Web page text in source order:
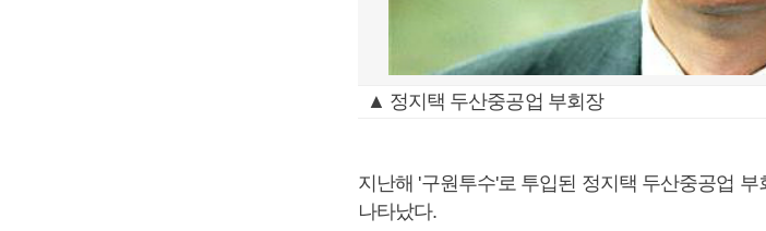
▲ 정지택 두산중공업 부회장
지난해 '구원투수'로 투입된 정지택 두산중공업
나타났다.